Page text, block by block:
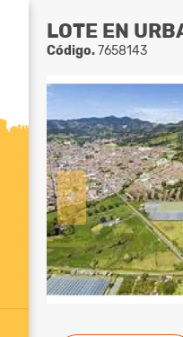
LOTE EN
Código.7658143